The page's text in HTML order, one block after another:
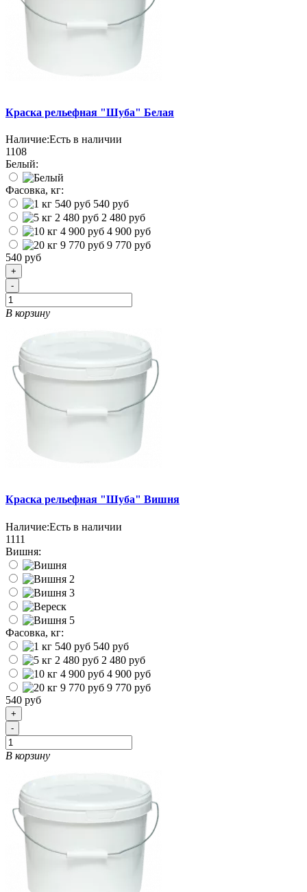
Краска рельефная "Шуба" Белая
Наличие:Есть в наличии
1108
Белый:
Фасовка, кг:
540 руб
2 480 руб
4 900 руб
9 770 руб
540 руб
+
-
В корзину
Краска рельефная "Шуба" Вишня
Наличие:Есть в наличии
1111
Вишня:
Фасовка, кг:
540 руб
2 480 руб
4 900 руб
9 770 руб
540 руб
+
-
В корзину